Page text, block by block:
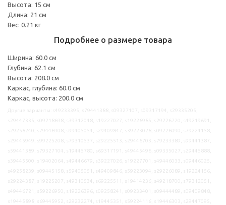
Высота: 15 см
Длина: 21 см
Вес: 0.21 кг
Подробнее о размере товара
Ширина: 60.0 см
Глубина: 62.1 см
Высота: 208.0 см
Каркас, глубина: 60.0 см
Каркас, высота: 200.0 см